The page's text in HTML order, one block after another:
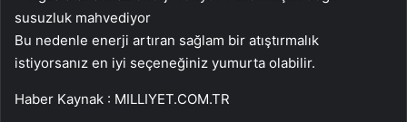
Bu nedenle enerji artıran sağlam bir atıştırmalık
istiyorsanız en iyi seçeneğiniz yumurta olabilir.
Haber Kaynak : MILLIYET.COM.TR